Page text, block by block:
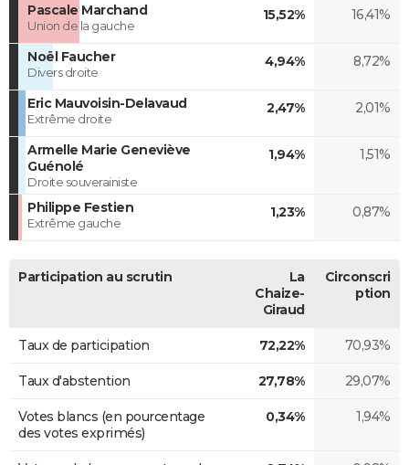
Pascale Marchand
Union de la gauche
15,52% 16,41%
Noël Faucher
Divers droite
4,94% 8,72%
Eric Mauvoisin-Delavaud
Extrême droite
2,47% 2,01%
Armelle Marie Geneviève
Guénolé
Droite souverainiste
1,94% 1,51%
Philippe Festien
Extrême gauche
1,23% 0,87%
Participation au scrutin
La
Chaize-
Giraud
Circonscri
ption
Taux de participation 72,22% 70,93%
Taux d'abstention 27,78% 29,07%
Votes blancs (en pourcentage
des votes exprimés)
0,34% 1,94%